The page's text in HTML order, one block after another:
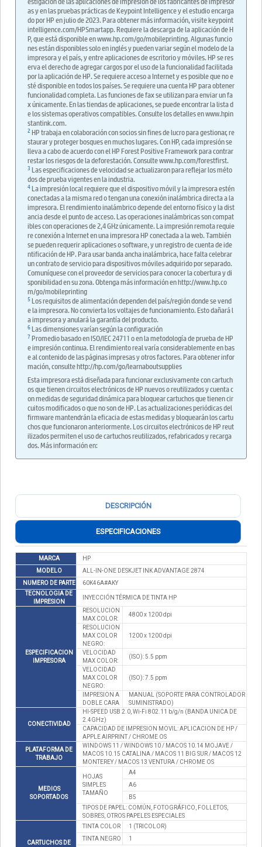
as y en las pruebas prácticas de Keypoint Intelligence y el estudio encarga
do por HP en julio de 2023. Para obtener más información, visite keypoint
intelligence.com/HPSmartapp. Requiere la descarga de la aplicación de H
P, que está disponible en www.hp.com/go/mobileprinting. Algunas funcio
nes están disponibles solo en inglés y pueden variar según el modelo de la
impresora y el país, y entre aplicaciones de escritorio y móviles. HP se res
erva el derecho de agregar cargos por el uso de la funcionalidad facilitada
por la aplicación de HP. Se requiere acceso a Internet y es posible que no e
sté disponible en todos los países. Se requiere una cuenta HP para obtener
funcionalidad completa. Las funciones de fax se utilizan para enviar un fa
x únicamente. En las tiendas de aplicaciones, se puede encontrar la lista d
e los sistemas operativos compatibles. Consulte los detalles en www.hpin
stantink.com.
2HP trabaja en colaboración con socios sin fines de lucro para gestionar, re
staurar y proteger bosques en muchos lugares. Con HP, cada impresión se
lleva a cabo de acuerdo con el HP Forest Positive Framework para contrar
restar los riesgos de la deforestación. Consulte www.hp.com/forestfirst.
3 Las especificaciones de velocidad se actualizaron para reflejar los méto
dos de prueba vigentes en la industria.
4La impresión local requiere que el dispositivo móvil y la impresora estén
conectadas a la misma red o tengan una conexión inalámbrica directa a la
impresora. El rendimiento inalámbrico depende del entorno físico y la dist
ancia desde el punto de acceso. Las operaciones inalámbricas son compat
ibles con operaciones de 2,4 GHz únicamente. La impresión remota requie
re conexión a Internet en una impresora HP conectada a la web. También
se pueden requerir aplicaciones o software, y un registro de cuenta de ide
ntificación de HP. Para usar banda ancha inalámbrica, hace falta celebrar
un contrato de servicio para dispositivos móviles adquirido por separado.
Comuníquese con el proveedor de servicios para conocer la cobertura y di
sponibilidad en su zona. Obtenga más información en http://www.hp.co
m/go/mobileprinting
5Los requisitos de alimentación dependen del país/región donde se vend
e la impresora. No convierta los voltajes de funcionamiento. Esto dañará l
a impresora y anulará la garantía del producto.
6Las dimensiones varían según la configuración
7Promedio basado en ISO/IEC 24711 o en la metodología de prueba de HP
e impresión continua. El rendimiento real varía considerablemente en bas
e al contenido de las páginas impresas y otros factores. Para obtener infor
mación, consulte http://hp.com/go/learnaboutsupplies
Esta impresora está diseñada para funcionar exclusivamente con cartuch
os que tienen circuitos electrónicos de HP nuevos o reutilizados y cuenta c
on medidas de seguridad dinámica para bloquear cartuchos que tienen cir
cuitos modificados o que no son de HP. Las actualizaciones periódicas del
firmware mantendrán la eficacia de estas medidas y bloquearán los cartu
chos que funcionaron anteriormente. Los circuitos electrónicos de HP reut
ilizados permiten el uso de cartuchos reutilizados, refabricados y recarga
dos. Más información en:
DESCRIPCIÓN
ESPECIFICACIONES
MARCA
HP
MODELO
ALL-IN-ONE DESKJET INK ADVANTAGE 2874
NUMERO DE PARTE
60K46A#AKY
TECNOLOGIA DE
IMPRESION
INYECCIÓN TÉRMICA DE TINTA HP
ESPECIFICACION
IMPRESORA
RESOLUCION
MAX COLOR:
4800 x 1200 dpi
RESOLUCION
MAX COLOR
NEGRO:
1200 x 1200 dpi
VELOCIDAD
MAX COLOR:
(ISO): 5.5 ppm
VELOCIDAD
MAX COLOR
NEGRO:
(ISO): 7.5 ppm
IMPRESION A
DOBLE CARA
MANUAL (SOPORTE PARA CONTROLADOR
SUMINISTRADO)
CONECTIVIDAD
HI-SPEED USB 2.0, Wi-Fi 802.11 b/g/n (BANDA UNICA DE
2.4GHz)
CAPACIDAD DE IMPRESION MOVIL: APLICACION DE HP /
APPLE AIRPRINT / CHROME OS
PLATAFORMA DE
TRABAJO
WINDOWS 11 / WINDOWS 10 / MACOS 10.14 MOJAVE /
MACOS 10.15 CATALINA / MACOS 11 BIG SUR / MACOS 12
MONTEREY / MACOS 13 VENTURA / CHROME OS
MEDIOS
SOPORTADOS
HOJAS
SIMPLES
TAMAÑO
A4
A6
B5
TIPOS DE PAPEL: COMÚN, FOTOGRÁFICO, FOLLETOS,
SOBRES, OTROS PAPELES ESPECIALES
CARTUCHOS DE
TINTA COLOR
1 (TRICOLOR)
TINTA NEGRO
1